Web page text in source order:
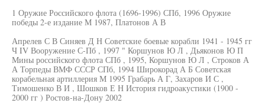
1 Оружие Российского флота (1696-1996) СПб, 1996 Оружие
победы 2-е издание М 1987, Платонов А В
Апрелев С В Синяев Д Н Советские боевые корабли 1941 - 1945 гг
Ч IV Вооружение С-Пб , 1997 " Коршунов Ю Л , Дьяконов Ю П
Мины российского флота СПб , 1995, Коршунов Ю Л , Строков А
А Торпеды ВМФ СССР СПб, 1994 Широкорад А Б Советская
корабельная артиллерия М 1995 Грабарь А Г, Захаров И С ,
Тимошенко В И , Шошков Е Н История гидроакустики (1900 -
2000 гг ) Ростов-на-Дону 2002